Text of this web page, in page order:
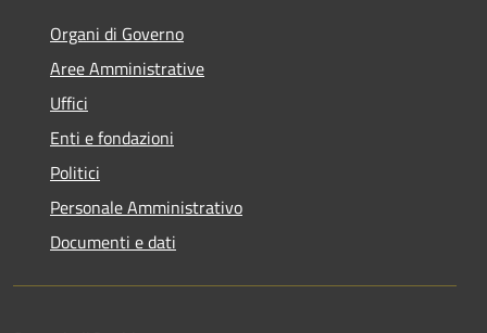
Organi di Governo
Aree Amministrative
Uffici
Enti e fondazioni
Politici
Personale Amministrativo
Documenti e dati